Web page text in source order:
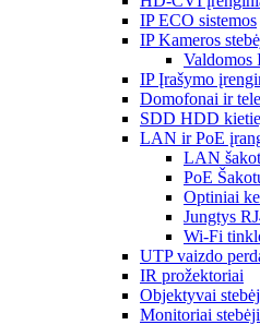
IP ECO sistemos
IP Kameros
Valdomos
IP Įrašymo
Domofonai ir
SDD HDD
LAN ir PoE
LAN
PoE
Optiniai
Jungtys
Wi-Fi
UTP vaizdo
IR prožektoriai
Objektyvai
Monitoriai